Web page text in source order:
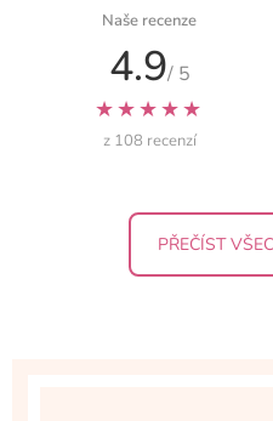
Naše recenze
4.9/ 5
★★★★★
z 108 recenzí
PŘEČÍST